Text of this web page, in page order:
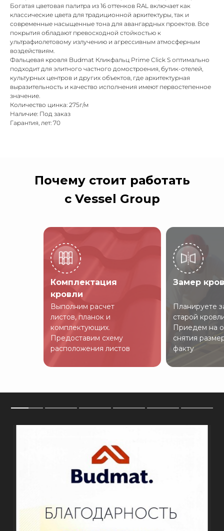
Богатая цветовая палитра из 16 оттенков RAL включает как
классические цвета для традиционной архитектуры, так и
современные насыщенные тона для авангардных проектов. Все
покрытия обладают превосходной стойкостью к
ультрафиолетовому излучению и агрессивным атмосферным
воздействиям.
Фальцевая кровля Budmat Кликфальц Prime Click S оптимально
подходит для элитного частного домостроения, бутик-отелей,
культурных центров и других объектов, где архитектурная
выразительность и качество исполнения имеют первостепенное
значение.
Количество цинка: 275г/м
Наличие: Под заказ
Гарантия, лет: 70
Комплектация
кровли
Выполним расчет
листов, планок и
комплектующих.
Предоставим схему
расположения листов
Замер
Планируете
старой
Приедем на
снятия
факту
Почему стоит работать
с Vessel Group